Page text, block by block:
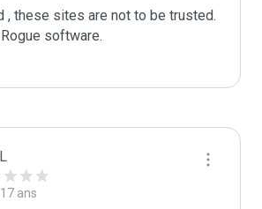
, these sites are not to be trusted.
software.
ans